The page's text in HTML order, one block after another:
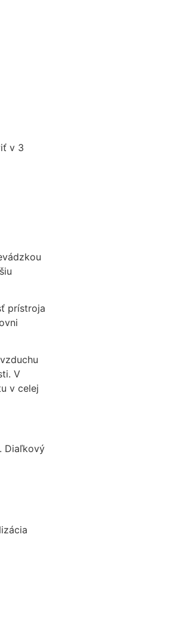
v 3
prístroja
V
v celej
Diaľkový